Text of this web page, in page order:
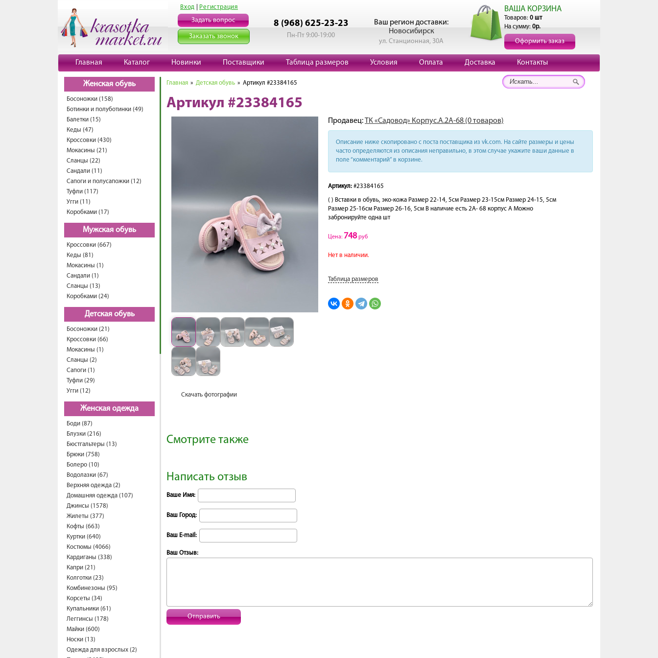
Вход Регистрация
Задать вопрос
Заказать звонок
8 (968) 625-23-23
Пн-Пт 9:00-19:00
Ваш регион доставки:
Новосибирск
ул. Станционная, 30А
ВАША КОРЗИНА
Товаров: 0 шт
На сумму: 0р.
Оформить заказ
Главная Каталог Новинки Поставщики Таблица размеров Условия Оплата Доставка Контакты
Женская обувь
Босоножки (158)
Ботинки и полуботинки (49)
Балетки (15)
Кеды (47)
Кроссовки (430)
Мокасины (21)
Сланцы (22)
Сандали (11)
Сапоги и полусапожки (12)
Туфли (117)
Угги (11)
Коробками (17)
Мужская обувь
Кроссовки (667)
Кеды (81)
Мокасины (1)
Сандали (1)
Сланцы (13)
Коробками (24)
Детская обувь
Босоножки (21)
Кроссовки (66)
Мокасины (1)
Сланцы (2)
Сапоги (1)
Туфли (29)
Угги (12)
Женская одежда
Боди (87)
Блузки (216)
Бюстгальтеры (13)
Брюки (758)
Болеро (10)
Водолазки (67)
Верхняя одежда (2)
Домашняя одежда (107)
Джинсы (1578)
Жилеты (377)
Кофты (663)
Куртки (640)
Костюмы (4066)
Кардиганы (338)
Капри (21)
Колготки (23)
Комбинезоны (95)
Корсеты (34)
Купальники (61)
Леггинсы (178)
Майки (600)
Носки (13)
Одежда для взрослых (2)
Главная » Детская обувь » Артикул #23384165
Артикул #23384165
Скачать фотографии
Продавец:ТК «Садовод» Корпус.А.2А-68 (0 товаров)
Описание ниже скопировано с поста поставщика из vk.com. На сайте размеры и цены
часто определяются из описания неправильно, в этом случае укажите ваши данные в
поле “комментарий” в корзине.
Артикул: #23384165
( ) Вставки в обувь, эко-кожа Размер 22-14, 5см Размер 23-15см Размер 24-15, 5см
Размер 25-16см Размер 26-16, 5см В наличие есть 2А- 68 корпус А Можно
забронируйте одна шт
Цена: 748руб
Нет в наличии.
Таблица размеров
Смотрите также
Написать отзыв
Ваше Имя:
Ваш Город:
Ваш E-mail:
Ваш Отзыв:
Отправить